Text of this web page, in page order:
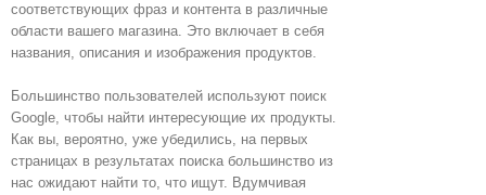
соответствующих фраз и контента в различные
области вашего магазина. Это включает в себя
названия, описания и изображения продуктов.
Большинство пользователей используют поиск
Google, чтобы найти интересующие их продукты.
Как вы, вероятно, уже убедились, на первых
страницах в результатах поиска большинство из
нас ожидают найти то, что ищут. Вдумчивая